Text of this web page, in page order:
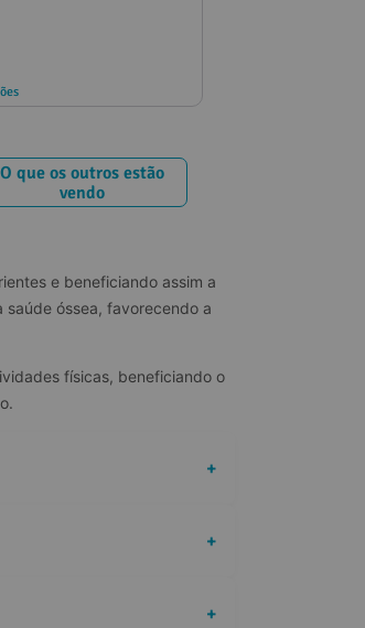
O que os outros estão
vendo
e beneficiando assim a
óssea, favorecendo a
físicas, beneficiando o
+
+
+